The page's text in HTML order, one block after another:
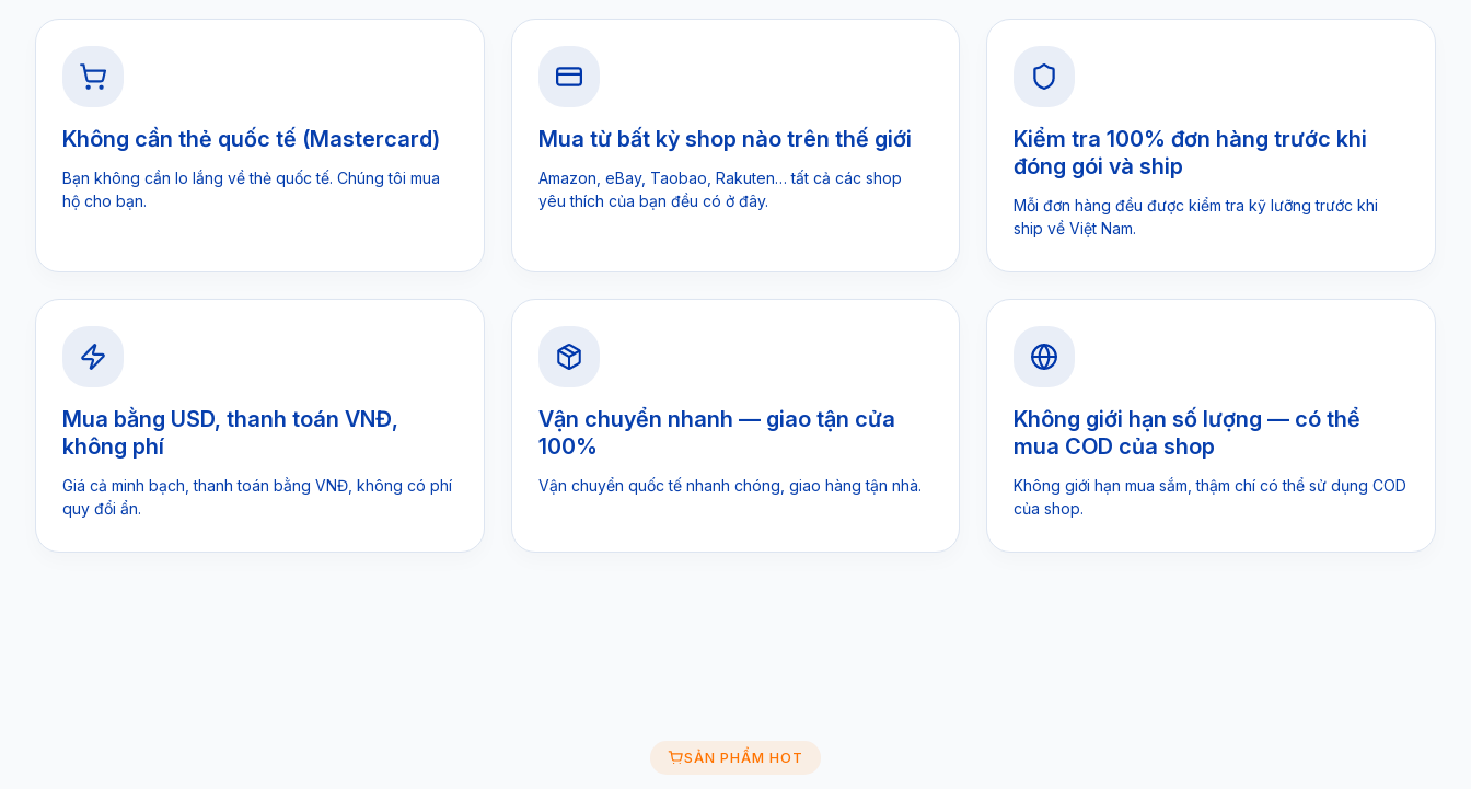
Không cần thẻ quốc tế (Mastercard)
Bạn không cần lo lắng về thẻ quốc tế. Chúng tôi mua
hộ cho bạn.
Mua từ bất kỳ shop nào trên thế giới
Amazon, eBay, Taobao, Rakuten… tất cả các shop
yêu thích của bạn đều có ở đây.
Kiểm tra 100% đơn hàng trước khi
đóng gói và ship
Mỗi đơn hàng đều được kiểm tra kỹ lưỡng trước khi
ship về Việt Nam.
Mua bằng USD, thanh toán VNĐ,
không phí
Giá cả minh bạch, thanh toán bằng VNĐ, không có phí
quy đổi ẩn.
Vận chuyển nhanh — giao tận cửa
100%
Vận chuyển quốc tế nhanh chóng, giao hàng tận nhà.
Không giới hạn số lượng — có thể
mua COD của shop
Không giới hạn mua sắm, thậm chí có thể sử dụng COD
của shop.
SẢN PHẨM HOT